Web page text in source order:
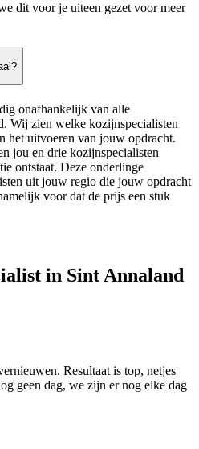
dit voor je uiteen gezet voor meer
onafhankelijk van alle
Wij zien welke kozijnspecialisten
het uitvoeren van jouw opdracht.
jou en drie kozijnspecialisten
ontstaat. Deze onderlinge
uit jouw regio die jouw opdracht
voor dat de prijs een stuk
in Sint Annaland
Resultaat is top, netjes
geen dag, we zijn er nog elke dag